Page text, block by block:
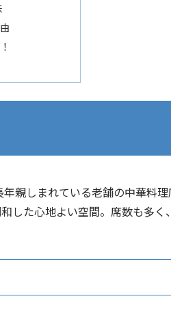
親しまれている老舗の中華料理
した心地よい空間。席数も多く